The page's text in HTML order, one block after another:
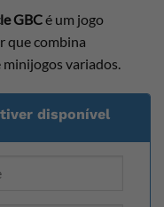
GBCé um jogo
que combina
minijogos variados.
disponível